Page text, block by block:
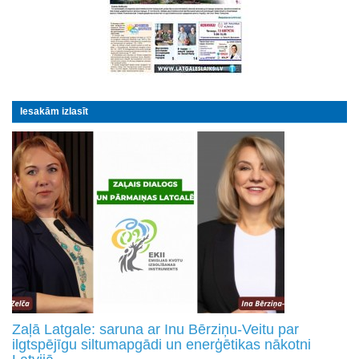
Iesakām izlasīt
Zaļā Latgale: saruna ar Inu Bērziņu-Veitu par
ilgtspējīgu siltumapgādi un enerģētikas nākotni